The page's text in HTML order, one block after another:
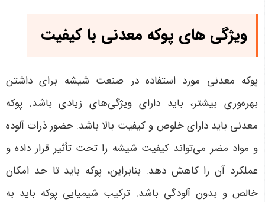
ویژگی های پوکه معدنی با کیفیت
پوکه معدنی مورد استفاده در صنعت شیشه برای داشتن
بهره‌وری بیشتر، باید دارای ویژگی‌های زیادی باشد. پوکه
معدنی باید دارای خلوص و کیفیت بالا باشد. حضور ذرات آلوده
و مواد مضر می‌تواند کیفیت شیشه را تحت تأثیر قرار داده و
عملکرد آن را کاهش دهد. بنابراین، پوکه باید تا حد امکان
خالص و بدون آلودگی باشد. ترکیب شیمیایی پوکه باید به